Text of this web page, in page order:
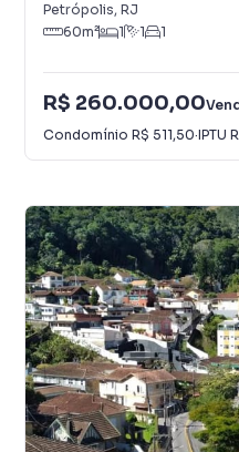
Petrópolis, RJ
60m² 1 1 1
R$ 260.000,00
Condomínio R$ 511,50·IPTU